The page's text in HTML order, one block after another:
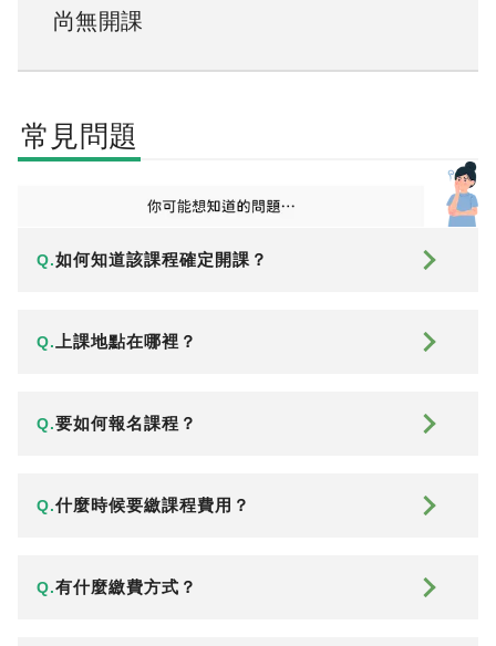
尚無開課
常見問題
Q.如何知道該課程確定開課？
Q. 上課地點在哪裡？
Q.要如何報名課程？
Q.什麼時候要繳課程費用？
Q.有什麼繳費方式？